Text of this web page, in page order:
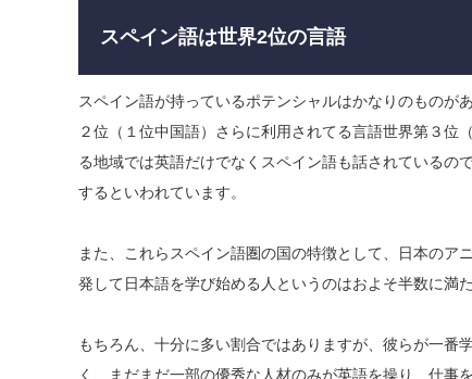
スペイン語は世界2位の言語
スペイン語が持っているポテンシャルはかなりのものが
２位（１位中国語）さらに利用されてる言語世界第３
る地域では英語だけでなくスペイン語も話されているの
するといわれています。
また、これらスペイン語圏の国の特徴として、日本のア
発して日本語を学び始める人というのはおよそ半数に満た
もちろん、十分に多い割合ではありますが、彼らが一番
く、まだまだ一部の優秀な人材のみが英語を操り、仕事